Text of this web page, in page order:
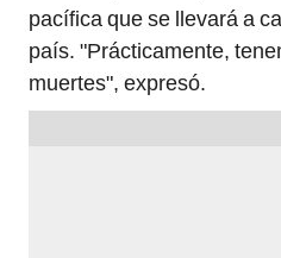
pacífica que se llevará a
país. "Prácticamente,
muertes", expresó.